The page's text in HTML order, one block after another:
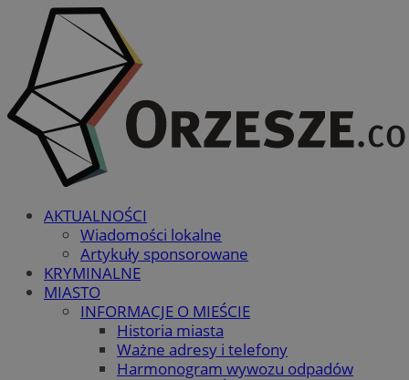
AKTUALNOŚCI
Wiadomości lokalne
Artykuły sponsorowane
KRYMINALNE
MIASTO
INFORMACJE O MIEŚCIE
Historia miasta
Ważne adresy i telefony
Harmonogram wywozu odpadów